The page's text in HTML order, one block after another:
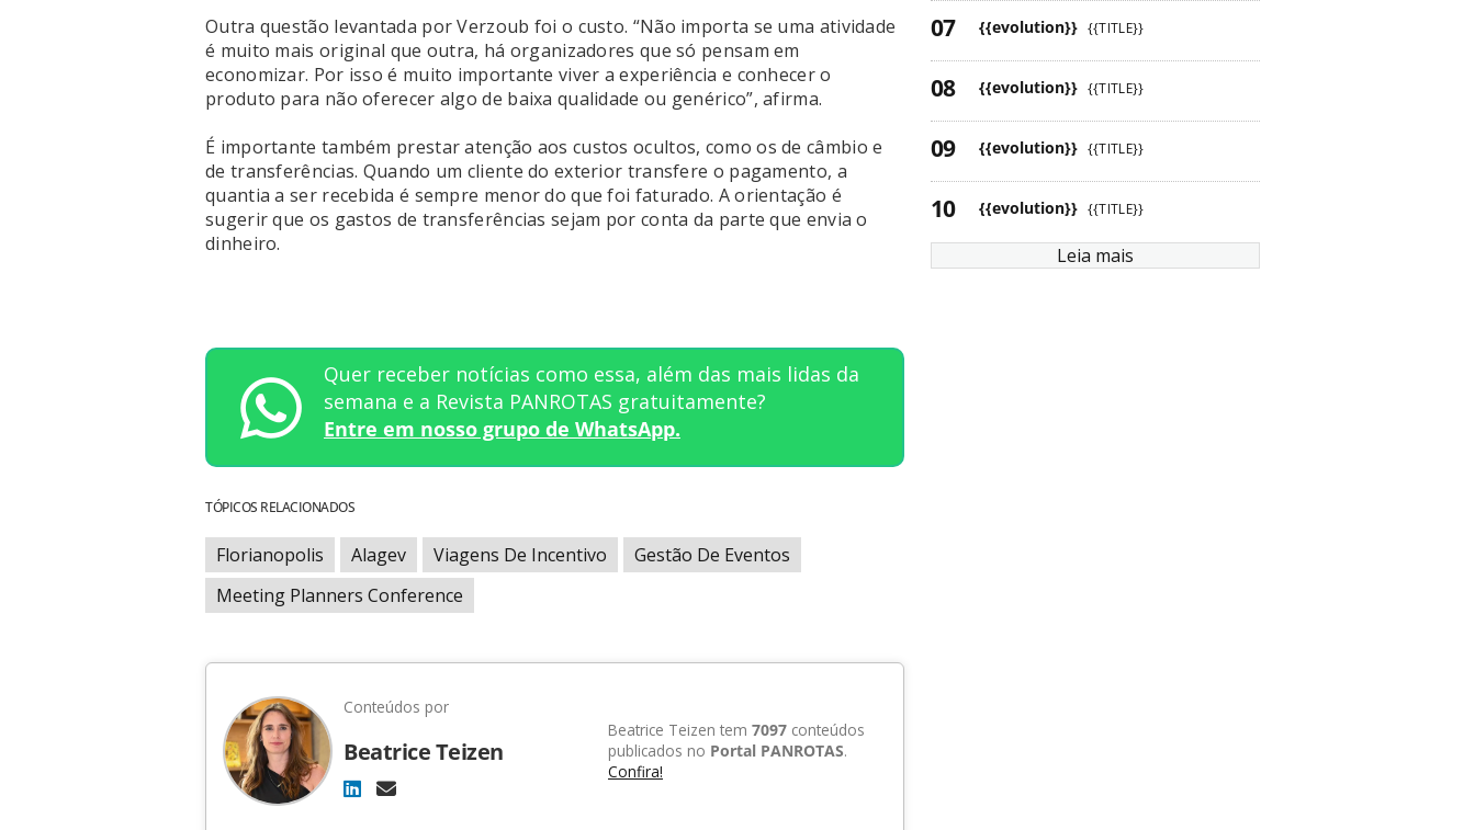
Outra questão levantada por Verzoub foi o custo. “Não importa se uma atividade
é muito mais original que outra, há organizadores que só pensam em
economizar. Por isso é muito importante viver a experiência e conhecer o
produto para não oferecer algo de baixa qualidade ou genérico”, afirma.
É importante também prestar atenção aos custos ocultos, como os de câmbio e
de transferências. Quando um cliente do exterior transfere o pagamento, a
quantia a ser recebida é sempre menor do que foi faturado. A orientação é
sugerir que os gastos de transferências sejam por conta da parte que envia o
dinheiro.
Quer receber notícias como essa, além das mais lidas da
semana e a Revista PANROTAS gratuitamente?
Entre em nosso grupo de WhatsApp.
TÓPICOS RELACIONADOS
Florianopolis Alagev Viagens De Incentivo
Gestão De Eventos
Meeting Planners Conference
Conteúdos por
Beatrice Teizen
Beatrice Teizen tem 7097 conteúdos
publicados no Portal PANROTAS.
Confira!
{{evolution}} {{TITLE}}
{{evolution}} {{TITLE}}
{{evolution}} {{TITLE}}
{{evolution}} {{TITLE}}
Leia mais